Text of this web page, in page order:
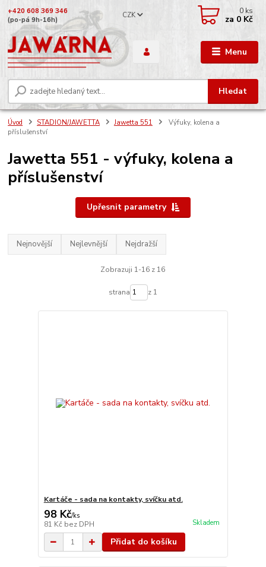
Menu
CZK
Hledat
+420 608 369 346
(po-pá 9h-16h)
0 ks
za 0 Kč
Úvod STADION/JAWETTA Jawetta 551
Výfuky, kolena a
příslušenství
Jawetta 551 - výfuky, kolena a
příslušenství
Upřesnit parametry
Nejnovější Nejlevnější Nejdražší
Zobrazuji 1-16 z 16
strana z 1
Kartáče - sada na kontakty, svíčku atd.
98 Kč/ks
81 Kč bez DPH Skladem
Přidat do košíku